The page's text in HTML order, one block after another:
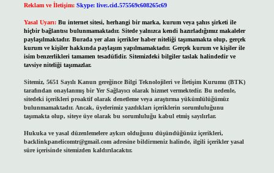
Reklam ve İletişim: Skype: live:.cid.575569c608265c69
Yasal Uyarı: Bu internet sitesi, herhangi bir marka, kurum veya şahıs şirketi ile
hiçbir bağlantısı bulunmamaktadır. Sitede yalnızca kendi hazırladığımız makaleler
paylaşılmaktadır. Burada yer alan içerikler haber niteliği taşımamakta olup, gerçek
kurum ve kişiler hakkında paylaşım yapılmamaktadır. Gerçek kurum ve kişiler ile
isim benzerlikleri tamamen tesadüfidir. Sitemizdeki bilgiler taslak halindedir ve
tavsiye niteliği taşımazlar.
Sitemiz, 5651 Sayılı Kanun gereğince Bilgi Teknolojileri ve İletişim Kurumu (BTK)
tarafından onaylanmış bir Yer Sağlayıcı olarak hizmet vermektedir. Bu nedenle,
sitedeki içerikleri proaktif olarak denetleme veya araştırma yükümlülüğümüz
bulunmamaktadır. Ancak, üyelerimiz yazdıkları içeriklerin sorumluluğunu
taşımakta olup, siteye üye olarak bu sorumluluğu kabul etmiş sayılırlar.
Hukuka ve yasal düzenlemelere aykırı olduğunu düşündüğünüz içerikleri,
backlinkpanelicomtr@gmail.comadresine bildirmeniz halinde, ilgili içerikler yasal
süre içerisinde sitemizden kaldırılacaktır.